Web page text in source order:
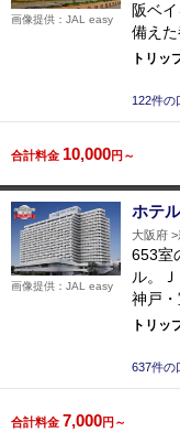
阪ベ
備え
トリッ
122件の
画像提供：JAL easy
合計料金 10,000円～
ホテ
大阪府
653室
ル。
神戸
トリッ
637件の
画像提供：JAL easy
合計料金 7,000円～